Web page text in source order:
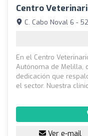
Centro
C. Cabo Noval 6 -
En el Centro
Autónoma de Melilla,
dedicación que
el sector. Nuestra
Ver e-mail